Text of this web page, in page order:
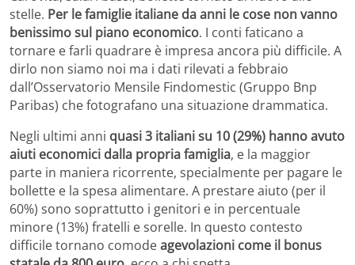
stelle. Per le famiglie italiane da anni le cose non vanno
benissimo sul piano economico. I conti faticano a
tornare e farli quadrare è impresa ancora più difficile. A
dirlo non siamo noi ma i dati rilevati a febbraio
dall’Osservatorio Mensile Findomestic (Gruppo Bnp
Paribas) che fotografano una situazione drammatica.
Negli ultimi anni quasi 3 italiani su 10 (29%) hanno avuto
aiuti economici dalla propria famiglia, e la maggior
parte in maniera ricorrente, specialmente per pagare le
bollette e la spesa alimentare. A prestare aiuto (per il
60%) sono soprattutto i genitori e in percentuale
minore (13%) fratelli e sorelle. In questo contesto
difficile tornano comodeagevolazioni come il bonus